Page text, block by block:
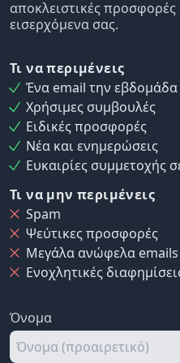
αποκλειστικές προσφορές
εισερχόμενα σας.
Τι να περιμένεις
Ένα email την εβδομάδα
Χρήσιμες συμβουλές
Ειδικές προσφορές
Νέα και ενημερώσεις
Ευκαιρίες συμμετοχής
Τι να μην περιμένεις
Spam
Ψεύτικες προσφορές
Μεγάλα ανώφελα emails
Ενοχλητικές
Όνομα